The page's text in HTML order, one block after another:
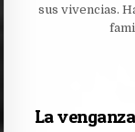
sus vivencias.
La